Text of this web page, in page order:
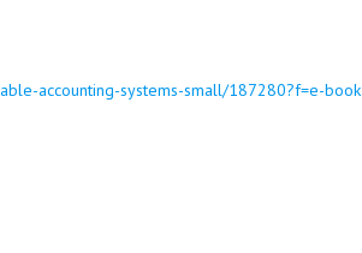
accounting-systems-small/187280?f=e-book